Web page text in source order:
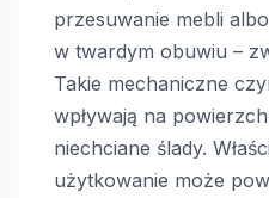
przesuwanie mebli
w twardym obuwiu –
Takie mechaniczne
wpływają na
niechciane ślady.
użytkowanie może